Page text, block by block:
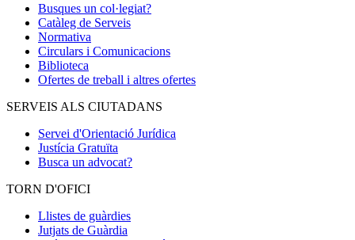
Busques un col·legiat?
Catàleg de Serveis
Normativa
Circulars i Comunicacions
Biblioteca
Ofertes de treball i altres ofertes
SERVEIS ALS CIUTADANS
Servei d'Orientació Jurídica
Justícia Gratuïta
Busca un advocat?
TORN D'OFICI
Llistes de guàrdies
Jutjats de Guàrdia